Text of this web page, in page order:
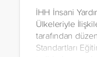
İHH İnsani
Ülkeleriyle
tarafından
Standartları